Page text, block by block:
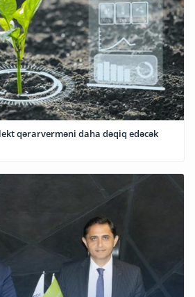
qərarverməni daha dəqiq edəcək